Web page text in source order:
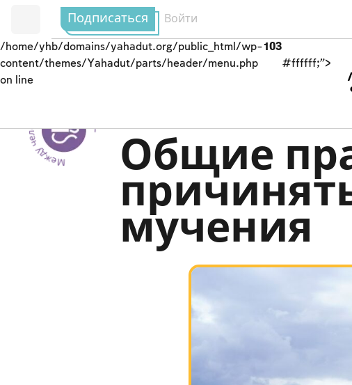
Подписаться Войти
/home/yhb/domains/yahadut.org/public_html/wp-
content/themes/Yahadut/parts/header/menu.php
on line
103
#ffffff;">
Между человеком и Творцом -- Общие
мучения